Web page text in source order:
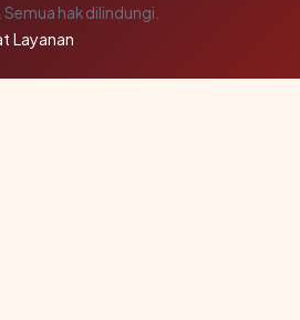
hak dilindungi.
Layanan